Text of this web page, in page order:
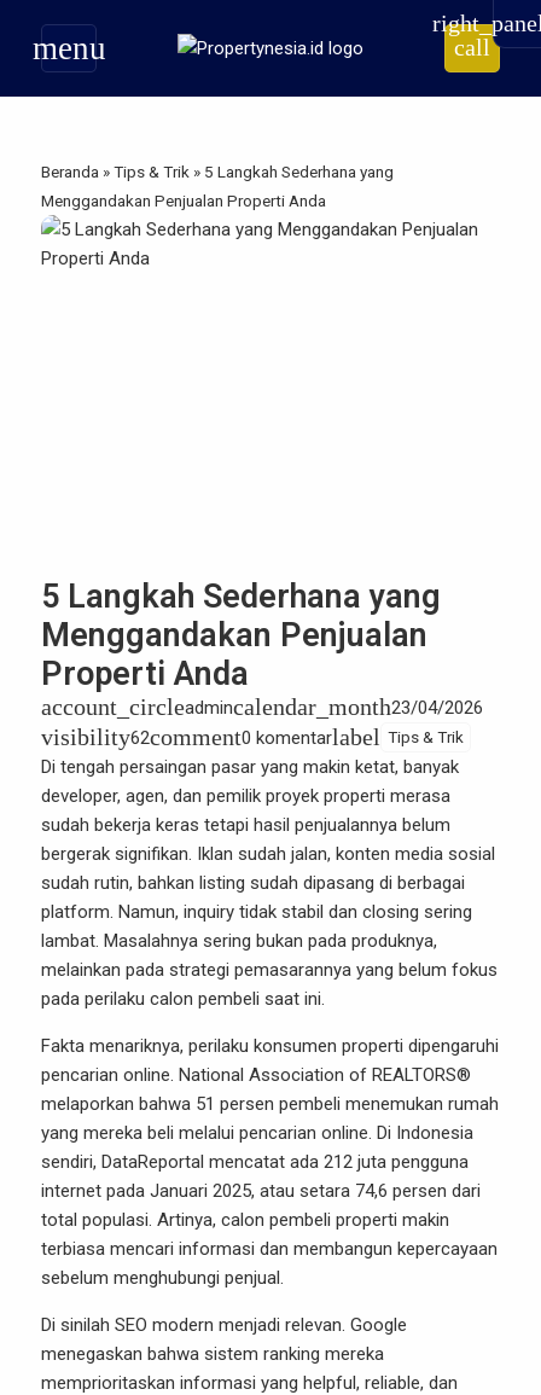
menu call
Beranda »Tips & Trik » 5 Langkah Sederhana yang
Menggandakan Penjualan Properti Anda
5 Langkah Sederhana yang
Menggandakan Penjualan
Properti Anda
account_circleadmincalendar_month23/04/2026
visibility62comment0 komentarlabel Tips & Trik
Di tengah persaingan pasar yang makin ketat, banyak
developer, agen, dan pemilik proyek properti merasa
sudah bekerja keras tetapi hasil penjualannya belum
bergerak signifikan. Iklan sudah jalan, konten media sosial
sudah rutin, bahkan listing sudah dipasang di berbagai
platform. Namun, inquiry tidak stabil dan closing sering
lambat. Masalahnya sering bukan pada produknya,
melainkan pada strategi pemasarannya yang belum fokus
pada perilaku calon pembeli saat ini.
Fakta menariknya, perilaku konsumen properti dipengaruhi
pencarian online. National Association of REALTORS®
melaporkan bahwa 51 persen pembeli menemukan rumah
yang mereka beli melalui pencarian online. Di Indonesia
sendiri, DataReportal mencatat ada 212 juta pengguna
internet pada Januari 2025, atau setara 74,6 persen dari
total populasi. Artinya, calon pembeli properti makin
terbiasa mencari informasi dan membangun kepercayaan
sebelum menghubungi penjual.
Di sinilah SEO modern menjadi relevan. Google
menegaskan bahwa sistem ranking mereka
memprioritaskan informasi yang helpful, reliable, dan